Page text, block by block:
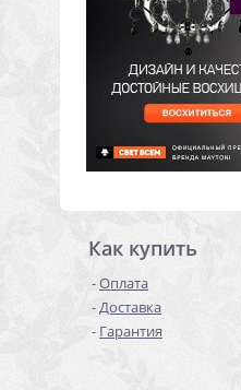
Как купить
Оплата
Доставка
Гарантия